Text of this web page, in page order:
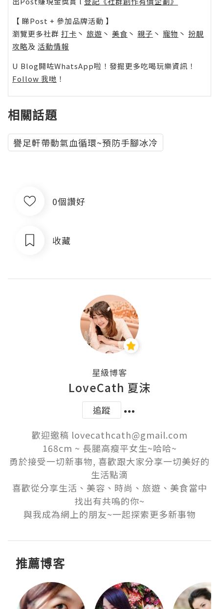
【 睇Post + 參加品牌活動 】
瀏覽更多社群 打卡 丶 旅遊 丶 美食 丶 親子 丶 寵物 丶 扮靚
攻略及 活動情報
U Blog開咗WhatsApp啦！發掘更多吃喝玩樂資訊！
Follow 我哋 ！
相關話題
譽足軒帶動氣血循環~預防手腳冰冷
0個讚好
收藏
星級博客
LoveCath 夏沫
追蹤
歡迎邀稿 lovecathcath@gmail.com
168cm ~ 長腿高瘦平女生~哈哈~
勇於接受一切新事物, 喜歡跟大家分享一切美好的
生活點滴
喜歡從分享生活、美容、時尚、旅遊、美食當中
找出有共嗚的你~
與我成為網上的朋友~一起探索更多新事物
推薦博客